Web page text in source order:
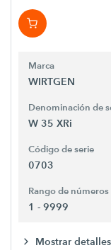
Marca
WIRTGEN
Denominación de
W 35 XRi
Código de serie
0703
Rango de números
1 - 9999
Mostrar detalles